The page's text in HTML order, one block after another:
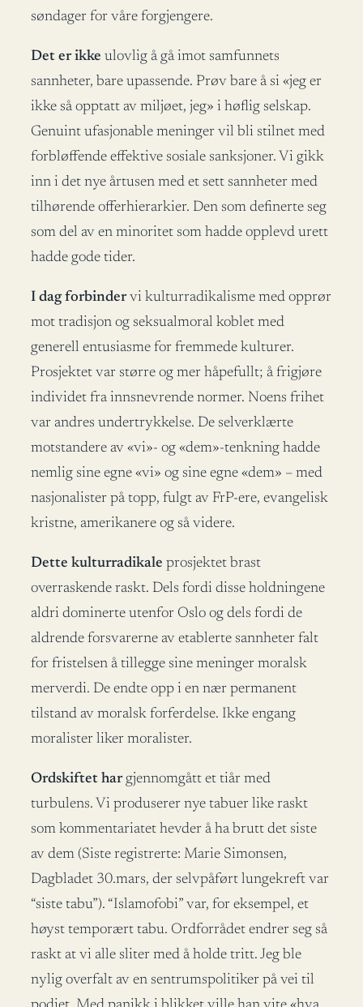
søndager for våre forgjengere.
Det er ikke ulovlig å gå imot samfunnets
sannheter, bare upassende. Prøv bare å si «jeg er
ikke så opptatt av miljøet, jeg» i høflig selskap.
Genuint ufasjonable meninger vil bli stilnet med
forbløffende effektive sosiale sanksjoner. Vi gikk
inn i det nye årtusen med et sett sannheter med
tilhørende offerhierarkier. Den som definerte seg
som del av en minoritet som hadde opplevd urett
hadde gode tider.
I dag forbindervi kulturradikalisme med opprør
mot tradisjon og seksualmoral koblet med
generell entusiasme for fremmede kulturer.
Prosjektet var større og mer håpefullt; å frigjøre
individet fra innsnevrende normer. Noens frihet
var andres undertrykkelse. De selverklærte
motstandere av «vi»- og «dem»-tenkning hadde
nemlig sine egne «vi» og sine egne «dem» – med
nasjonalister på topp, fulgt av FrP-ere, evangelisk
kristne, amerikanere og så videre.
Dette kulturradikale prosjektet brast
overraskende raskt. Dels fordi disse holdningene
aldri dominerte utenfor Oslo og dels fordi de
aldrende forsvarerne av etablerte sannheter falt
for fristelsen å tillegge sine meninger moralsk
merverdi. De endte opp i en nær permanent
tilstand av moralsk forferdelse. Ikke engang
moralister liker moralister.
Ordskiftet hargjennomgått et tiår med
turbulens. Vi produserer nye tabuer like raskt
som kommentariatet hevder å ha brutt det siste
av dem (Siste registrerte: Marie Simonsen,
Dagbladet 30.mars, der selvpåført lungekreft var
“siste tabu”). “Islamofobi” var, for eksempel, et
høyst temporært tabu. Ordforrådet endrer seg så
raskt at vi alle sliter med å holde tritt. Jeg ble
nylig overfalt av en sentrumspolitiker på vei til